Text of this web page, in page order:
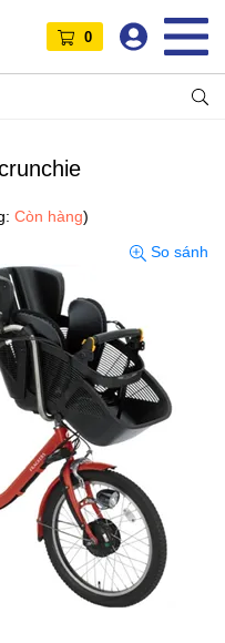
0
Còn hàng)
So sánh